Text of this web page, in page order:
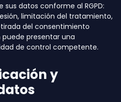
datos conforme al RGPD:
limitación del tratamiento,
del consentimiento
presentar una
de control competente.
y